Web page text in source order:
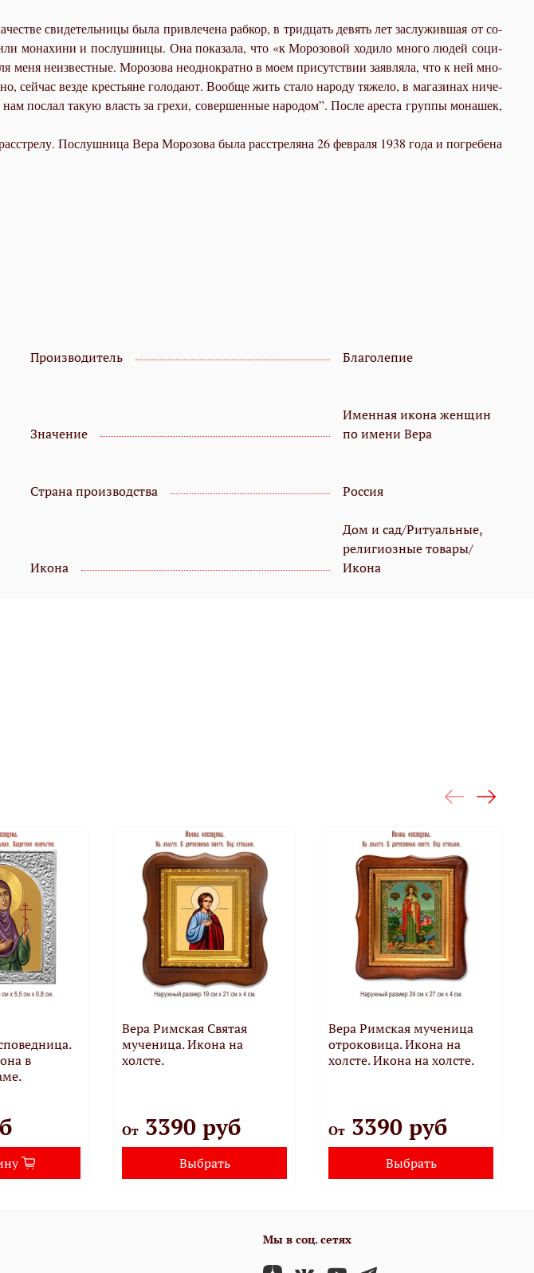
сви­де­тель­ни­цы бы­ла при­вле­че­на раб­кор, в трид­цать де­вять лет за­слу­жив­шая от со­
мо­на­хи­ни и по­слуш­ни­цы. Она по­ка­за­ла, что «к Мо­ро­зо­вой хо­ди­ло мно­го лю­дей со­ци­
ме­ня неиз­вест­ные. Мо­ро­зо­ва неод­но­крат­но в мо­ем при­сут­ствии за­яв­ля­ла, что к ней мно­
сей­час вез­де кре­стьяне го­ло­да­ют. Во­об­ще жить ста­ло на­ро­ду тя­же­ло, в ма­га­зи­нах ни­че­
по­слал та­кую власть за гре­хи, со­вер­шен­ные на­ро­дом”. По­сле аре­ста груп­пы мо­на­шек,
По­слуш­ни­ца Ве­ра Мо­ро­зо­ва бы­ла рас­стре­ля­на 26 фев­ра­ля 1938 го­да и по­гре­бе­на
Производитель Благолепие
Значение
Именная икона женщин
по имени Вера
Страна производства Россия
Икона
Дом и сад/Ритуальные,
религиозные товары/
Икона
в
Вера Римская Святая
мученица. Икона на
холсте.
От 3390 руб
Выбрать
Вера Римская мученица
отроковица. Икона на
холсте. Икона на холсте.
От 3390 руб
Выбрать
Мы в соц. сетях